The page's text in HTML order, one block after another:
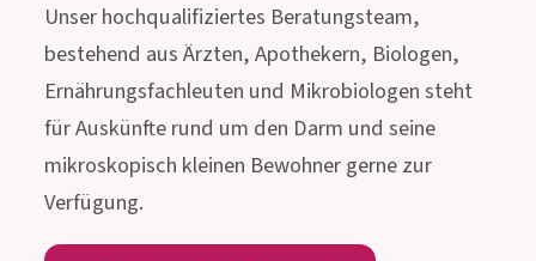
Unser hochqualifiziertes Beratungsteam,
bestehend aus Ärzten, Apothekern, Biologen,
Ernährungsfachleuten und Mikrobiologen steht
für Auskünfte rund um den Darm und seine
mikroskopisch kleinen Bewohner gerne zur
Verfügung.